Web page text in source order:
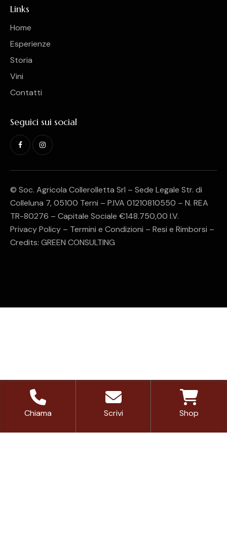
Links
Home
Esperienze
Storia
Vini
Contatti
Seguici sui social
© Soc. Agricola Collerolletta Srl – Sede Legale Str. di
Colleluna 7, 05100 Terni – P.IVA 01210810550 – N. REA
TR-80276 – Capitale Sociale €148.750,00 I.V.
Privacy Policy – Termini e Condizioni – Resi e Rimborsi –
Credits: GREEN CONSULTING
Chiama Scrivi Shop